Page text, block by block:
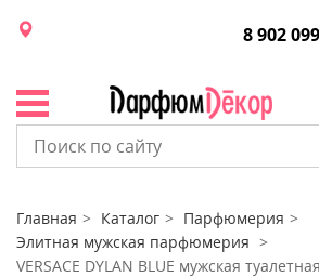
8 902
Главная Каталог
Парфюмерия
Элитная мужская парфюмерия
VERSACE DYLAN BLUE мужская